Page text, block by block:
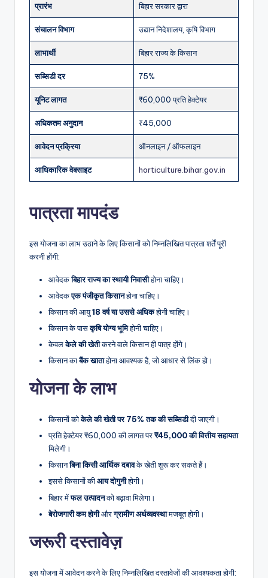
प्रारंभ बिहार सरकार द्वारा
संचालन विभाग उद्यान निदेशालय, कृषि विभाग
लाभार्थी बिहार राज्य के किसान
सब्सिडी दर 75%
यूनिट लागत ₹60,000 प्रति हेक्टेयर
अधिकतम अनुदान ₹45,000
आवेदन प्रक्रिया ऑनलाइन / ऑफलाइन
आधिकारिक वेबसाइट horticulture.bihar.gov.in
पात्रता मापदंड
इस योजना का लाभ उठाने के लिए किसानों को निम्नलिखित पात्रता शर्तें पूरी
करनी होंगी:
आवेदकबिहार राज्य का स्थायी निवासीहोना चाहिए।
आवेदकएक पंजीकृत किसानहोना चाहिए।
किसान की आयु18 वर्ष या उससे अधिकहोनी चाहिए।
किसान के पासकृषि योग्य भूमिहोनी चाहिए।
केवलकेले की खेतीकरने वाले किसान ही पात्र होंगे।
किसान काबैंक खाताहोना आवश्यक है, जो आधार से लिंक हो।
योजना के लाभ
किसानों कोकेले की खेती पर 75% तक की सब्सिडीदी जाएगी।
प्रति हेक्टेयर ₹60,000 की लागत पर₹45,000 की वित्तीय सहायता
मिलेगी।
किसानबिना किसी आर्थिक दबावके खेती शुरू कर सकते हैं।
इससे किसानों कीआय दोगुनीहोगी।
बिहार मेंफल उत्पादनको बढ़ावा मिलेगा।
बेरोजगारी कम होगीऔरग्रामीण अर्थव्यवस्थामजबूत होगी।
जरूरी दस्तावेज़
इस योजना में आवेदन करने के लिए निम्नलिखित दस्तावेजों की आवश्यकता होगी: